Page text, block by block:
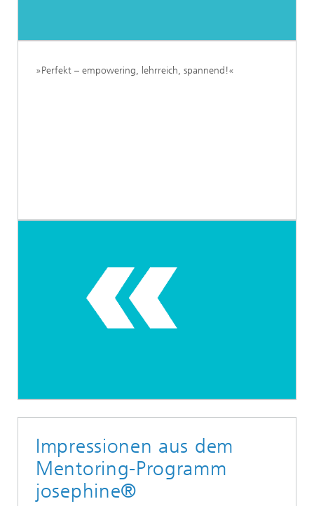
»Perfekt – empowering, lehrreich, spannend!«
Impressionen aus dem
Mentoring-Programm
josephine®